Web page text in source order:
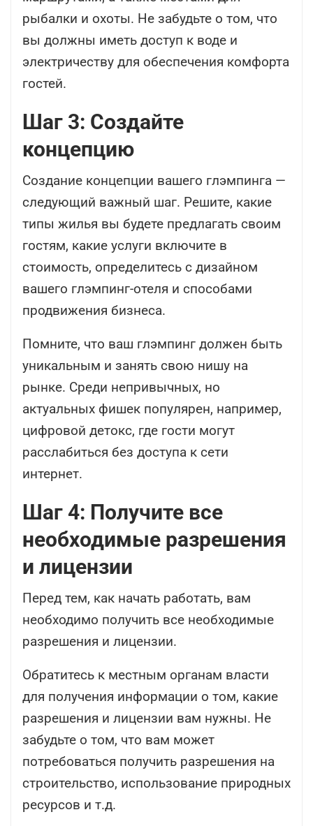
рыбалки и охоты. Не забудьте о том, что
вы должны иметь доступ к воде и
электричеству для обеспечения комфорта
гостей.
Шаг 3: Создайте
концепцию
Создание концепции вашего глэмпинга —
следующий важный шаг. Решите, какие
типы жилья вы будете предлагать своим
гостям, какие услуги включите в
стоимость, определитесь с дизайном
вашего глэмпинг-отеля и способами
продвижения бизнеса.
Помните, что ваш глэмпинг должен быть
уникальным и занять свою нишу на
рынке. Среди непривычных, но
актуальных фишек популярен, например,
цифровой детокс, где гости могут
расслабиться без доступа к сети
интернет.
Шаг 4: Получите все
необходимые разрешения
и лицензии
Перед тем, как начать работать, вам
необходимо получить все необходимые
разрешения и лицензии.
Обратитесь к местным органам власти
для получения информации о том, какие
разрешения и лицензии вам нужны. Не
забудьте о том, что вам может
потребоваться получить разрешения на
строительство, использование природных
ресурсов и т.д.